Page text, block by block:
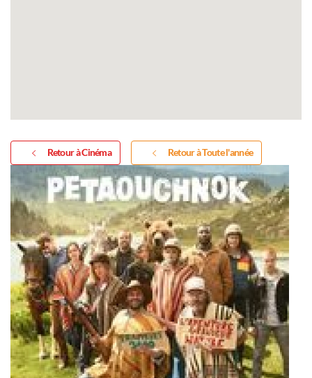
Retour à Cinéma Retour à Toute l'année